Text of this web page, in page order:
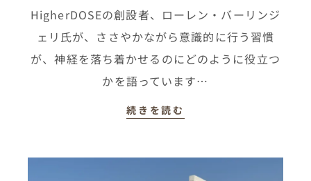
HigherDOSEの創設者、ローレン・バーリンジ
ェリ氏が、ささやかながら意識的に行う習慣
が、神経を落ち着かせるのにどのように役立つ
かを語っています…
続きを読む